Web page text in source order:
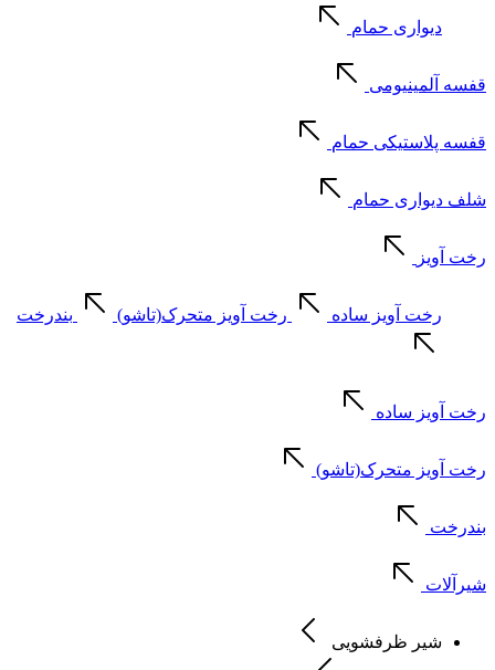
دیواری حمام
قفسه آلمینیومی
قفسه پلاستیکی حمام
شلف دیواری حمام
رخت آویز
رخت آویز ساده رخت آویز متحرک(تاشو) بندرخت
رخت آویز ساده
رخت آویز متحرک(تاشو)
بندرخت
شیرآلات
شیر ظرفشویی